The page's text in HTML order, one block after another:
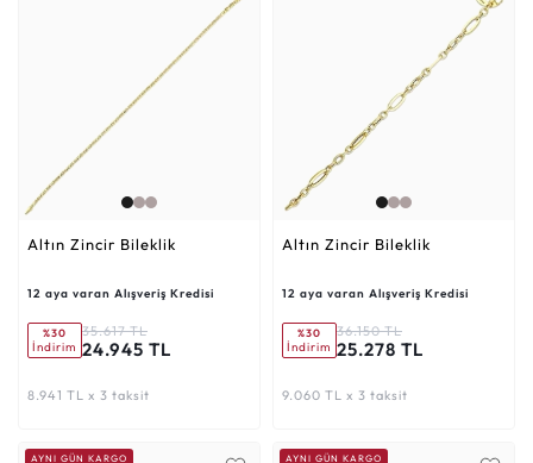
Altın Zincir Bileklik
12 aya varan Alışveriş Kredisi
%30
İndirim
35.617 TL
24.945 TL
8.941 TL x 3 taksit
Altın Zincir Bileklik
12 aya varan Alışveriş Kredisi
%30
İndirim
36.150 TL
25.278 TL
9.060 TL x 3 taksit
AYNI GÜN KARGO AYNI GÜN KARGO